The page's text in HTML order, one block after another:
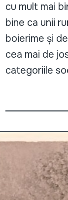
cu mult mai
bine ca unii
boierime și
cea mai de
categoriile